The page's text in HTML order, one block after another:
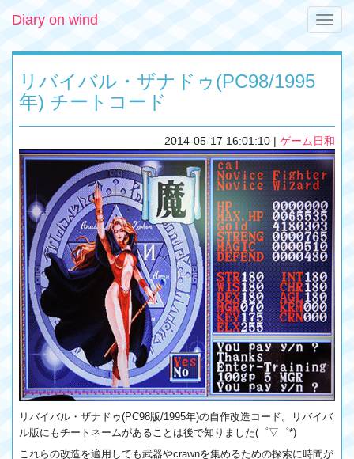
Toggle
Diary on wind
リバイバル・ザナドゥ(PC98/1995
年) チートコード
2014-05-17 16:01:10 | ゲーム日和
リバイバル・ザナドゥ(PC98版/1995年)の自作改造コード。リバイバ
ル版にもチートネームがあることは後で知りました(゜▽゜*)
これらの改造を適用しても武器やcrawnを集めるための探索に時間が